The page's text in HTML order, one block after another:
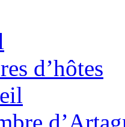
d’hôtes